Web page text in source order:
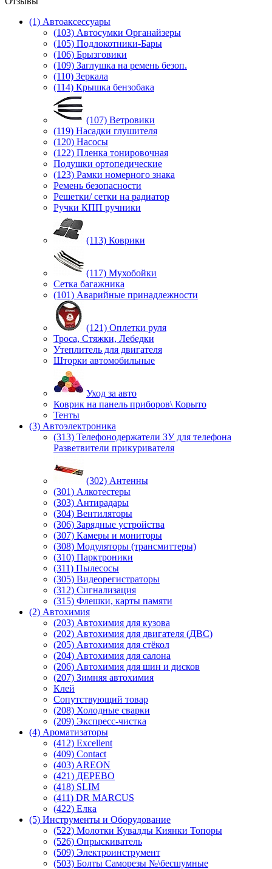
(1) Автоаксессуары
(103) Автосумки Органайзеры
(105) Подлокотники-Бары
(106) Брызговики
(109) Заглушка на ремень безоп.
(110) Зеркала
(114) Крышка бензобака
(107) Ветровики
(119) Насадки глушителя
(120) Насосы
(122) Пленка тонировочная
Подушки ортопедические
(123) Рамки номерного знака
Ремень безопасности
Решетки/ сетки на радиатор
Ручки КПП ручники
(113) Коврики
(117) Мухобойки
Сетка багажника
(101) Аварийные принадлежности
(121) Оплетки руля
Троса, Стяжки, Лебедки
Утеплитель для двигателя
Шторки автомобильные
Уход за авто
Коврик на панель приборов\ Корыто
Тенты
(3) Автоэлектроника
(313) Телефонодержатели ЗУ для телефона
Разветвители прикуривателя
(302) Антенны
(301) Алкотестеры
(303) Антирадары
(304) Вентиляторы
(306) Зарядные устройства
(307) Камеры и мониторы
(308) Модуляторы (трансмиттеры)
(310) Парктроники
(311) Пылесосы
(305) Видеорегистраторы
(312) Сигнализация
(315) Флешки, карты памяти
(2) Автохимия
(203) Автохимия для кузова
(202) Автохимия для двигателя (ДВС)
(205) Автохимия для стёкол
(204) Автохимия для салона
(206) Автохимия для шин и дисков
(207) Зимняя автохимия
Клей
Сопутствующий товар
(208) Холодные сварки
(209) Экспреcс-чистка
(4) Ароматизаторы
(412) Excellent
(409) Contact
(403) AREON
(421) ДЕРЕВО
(418) SLIM
(411) DR MARCUS
(422) Елка
(5) Инструменты и Оборудование
(522) Молотки Кувалды Киянки Топоры
(526) Опрыскиватель
(509) Электроинструмент
(503) Болты Саморезы №\бесшумные